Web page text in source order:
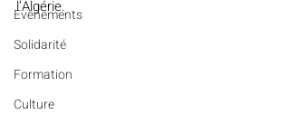
Evénements
Solidarité
Formation
Culture
l’Algérie.